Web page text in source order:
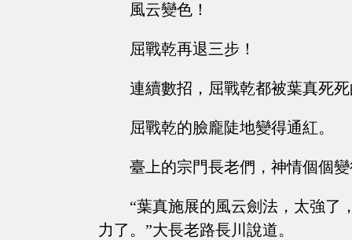
風云變色！
屈戰乾再退三步！
連續數招，屈戰乾都被葉真死
屈戰乾的臉龐陡地變得通紅。
臺上的宗門長老們，神情個個
“葉真施展的風云劍法，太強了
力了。”大長老路長川說道。